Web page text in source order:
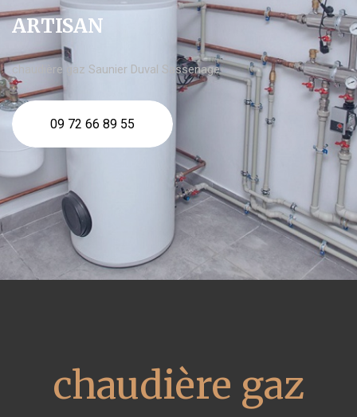
ARTISAN
chaudière gaz Saunier Duval Sassenage
09 72 66 89 55
chaudière gaz